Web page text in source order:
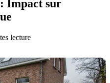
: Impact sur
lecture